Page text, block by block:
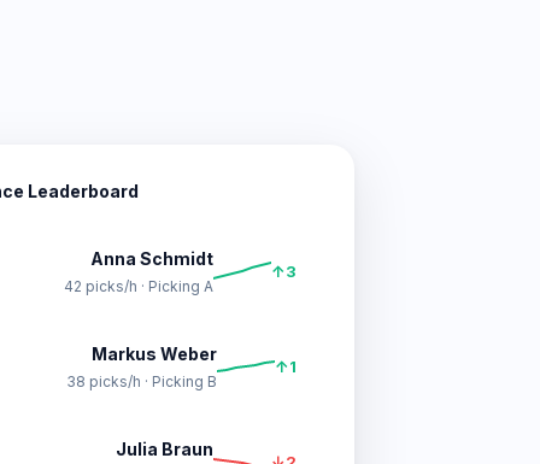
Leaderboard
Anna Schmidt
42 picks/h · Picking A
↑3
Markus Weber
38 picks/h · Picking B
↑1
Julia Braun